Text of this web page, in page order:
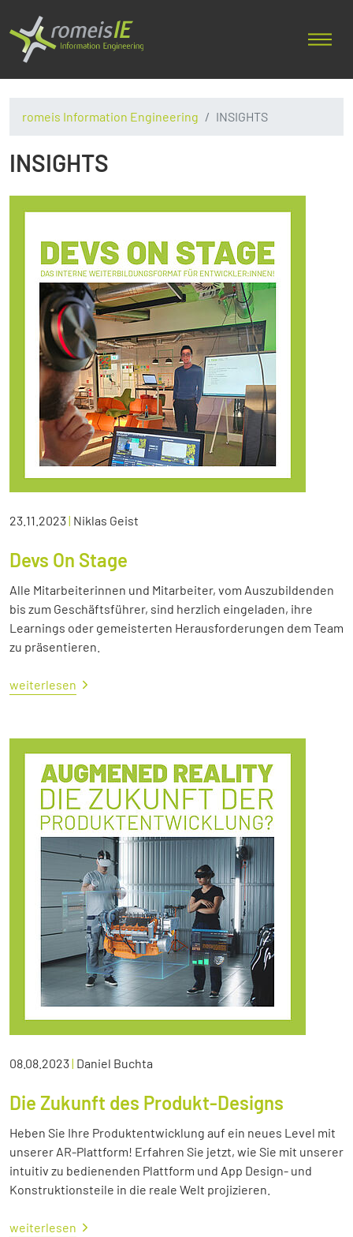
romeis Information Engineering INSIGHTS
INSIGHTS
23.11.2023| Niklas Geist
Devs On Stage
Alle Mitarbeiterinnen und Mitarbeiter, vom Auszubildenden
bis zum Geschäftsführer, sind herzlich eingeladen, ihre
Learnings oder gemeisterten Herausforderungen dem Team
zu präsentieren.
weiterlesen
08.08.2023| Daniel Buchta
Die Zukunft des Produkt-Designs
Heben Sie Ihre Produktentwicklung auf ein neues Level mit
unserer AR-Plattform! Erfahren Sie jetzt, wie Sie mit unserer
intuitiv zu bedienenden Plattform und App Design- und
Konstruktionsteile in die reale Welt projizieren.
weiterlesen